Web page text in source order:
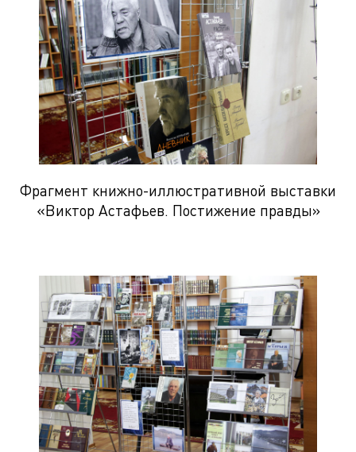
Фрагмент книжно-иллюстративной выставки
«Виктор Астафьев. Постижение правды»